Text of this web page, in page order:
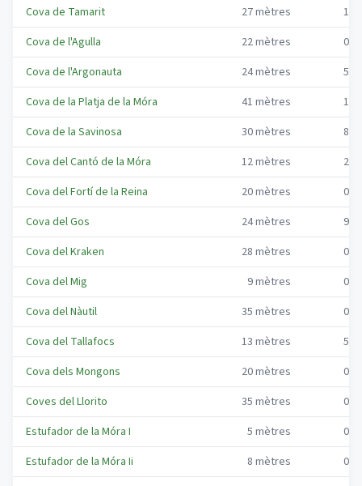
Cova de Tamarit
27mètres 1
Cova de l'Agulla
22mètres 0
Cova de l'Argonauta
24mètres 5
Cova de la Platja de la Móra
41 mètres 1
Cova de la Savinosa
30mètres 8
Cova del Cantó de la Móra
12mètres 2
Cova del Fortí de la Reina
20mètres 0
Cova del Gos
24mètres 9
Cova del Kraken
28 mètres 0
Cova del Mig
9mètres 0
Cova del Nàutil
35 mètres 0
Cova del Tallafocs
13 mètres 5
Cova dels Mongons
20mètres 0
Coves del Llorito
35 mètres 0
Estufador de la Móra I
5 mètres 0
Estufador de la Móra Ii
8 mètres 0